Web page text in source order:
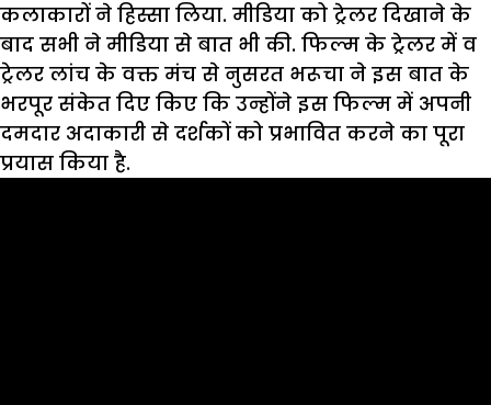
कलाकारों ने हिस्सा लिया. मीडिया को ट्रेलर दिखाने के
बाद सभी ने मीडिया से बात भी की. फिल्म के ट्रेलर में व
ट्रेलर लांच के वक्त मंच से नुसरत भरूचा ने इस बात के
भरपूर संकेत दिए किए कि उन्होंने इस फिल्म में अपनी
दमदार अदाकारी से दर्शकों को प्रभावित करने का पूरा
प्रयास किया है.